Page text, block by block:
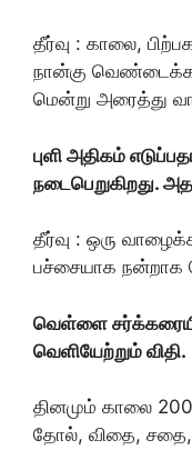
தீர்வு : காலை,
நான்கு
மென்று அரைத்து
புளி அதிகம்
நடைபெறுகிறது.
தீர்வு : ஒரு
பச்சையாக நன்றாக
வெள்ளை
வெளியேற்றும் விதி.
தினமும் காலை
தோல், விதை, சதை,